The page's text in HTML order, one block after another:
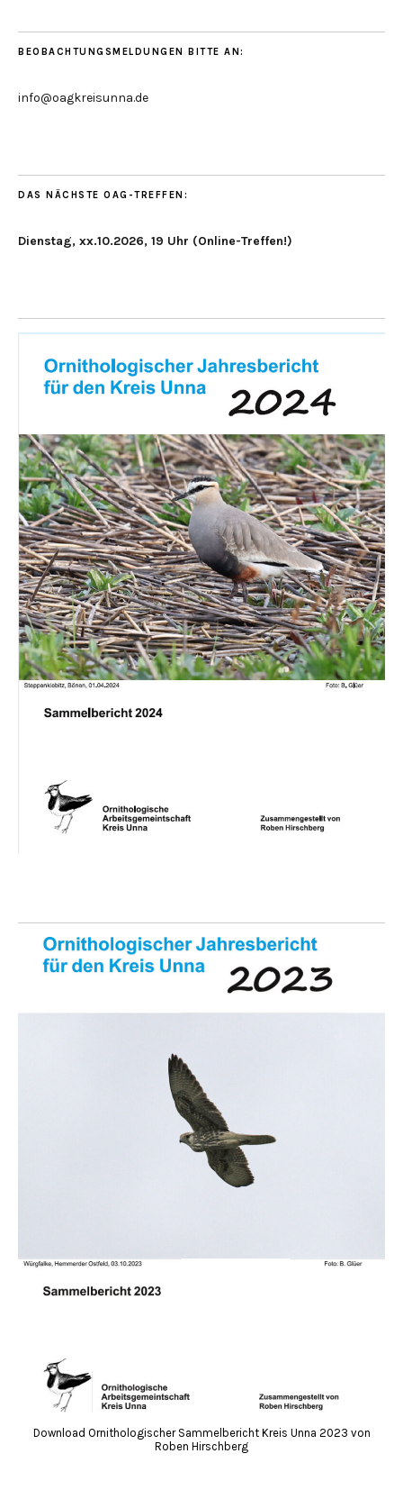
BEOBACHTUNGSMELDUNGEN BITTE AN:
info@oagkreisunna.de
DAS NÄCHSTE OAG-TREFFEN:
Dienstag, xx.10.2026, 19 Uhr (Online-Treffen!)
Download Ornithologischer Sammelbericht Kreis Unna 2023 von
Roben Hirschberg